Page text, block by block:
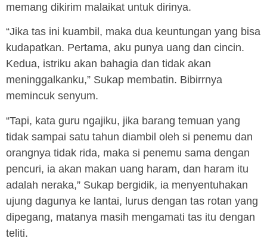
memang dikirim malaikat untuk dirinya.
“Jika tas ini kuambil, maka dua keuntungan yang bisa
kudapatkan. Pertama, aku punya uang dan cincin.
Kedua, istriku akan bahagia dan tidak akan
meninggalkanku,” Sukap membatin. Bibirrnya
memincuk senyum.
“Tapi, kata guru ngajiku, jika barang temuan yang
tidak sampai satu tahun diambil oleh si penemu dan
orangnya tidak rida, maka si penemu sama dengan
pencuri, ia akan makan uang haram, dan haram itu
adalah neraka,” Sukap bergidik, ia menyentuhakan
ujung dagunya ke lantai, lurus dengan tas rotan yang
dipegang, matanya masih mengamati tas itu dengan
teliti.